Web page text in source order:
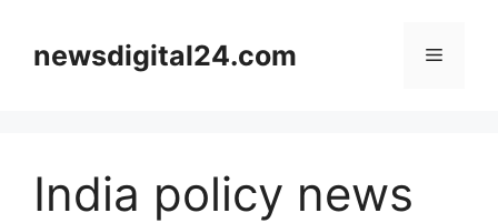
contentnewsdigital24.com Menu
India policy news